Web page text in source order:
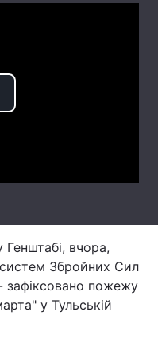
вчора,
систем Збройних Сил
зафіксовано пожежу
у Тульській